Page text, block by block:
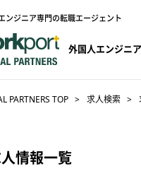
ンジニア専門の転職エージェント
外国人エンジニ
PARTNERS TOP 求人検索
情報一覧